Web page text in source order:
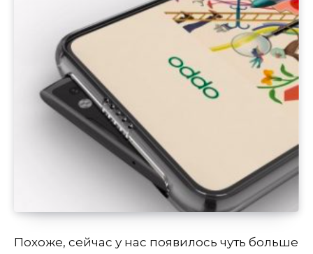
Похоже, сейчас у нас появилось чуть больше